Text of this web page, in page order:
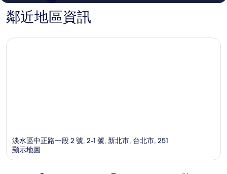
鄰近地區資訊
淡水區中正路一段 2 號, 2-1 號, 新北市, 台北市, 251
顯示地圖